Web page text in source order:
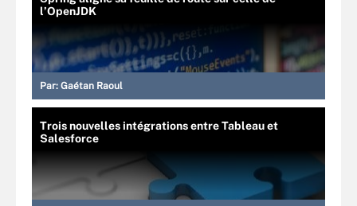
l’OpenJDK
Par: Gaétan Raoul
Trois nouvelles intégrations entre Tableau et
Salesforce